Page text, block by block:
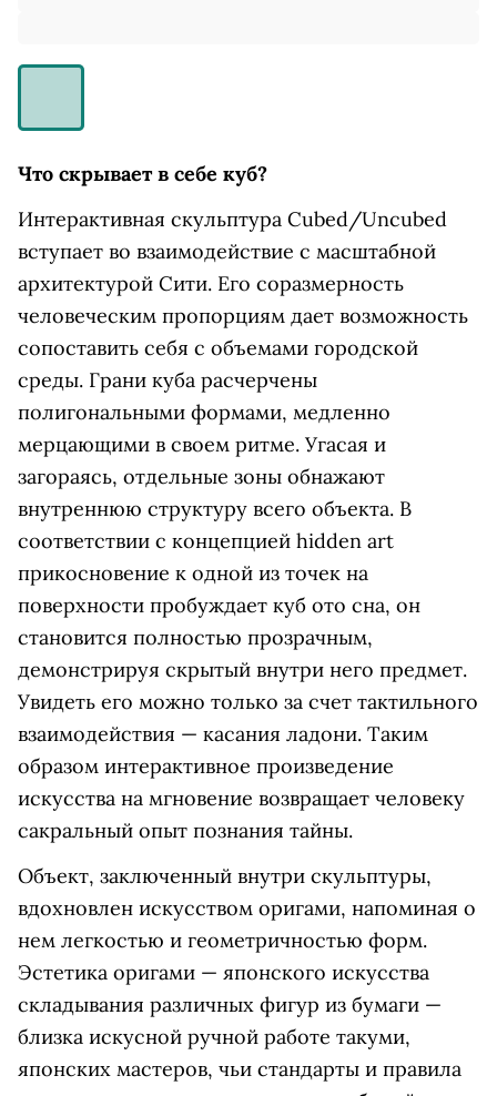
Что скрывает в себе куб?
Интерактивная скульптура Cubed/Uncubed
вступает во взаимодействие с масштабной
архитектурой Сити. Его соразмерность
человеческим пропорциям дает возможность
сопоставить себя с объемами городской
среды. Грани куба расчерчены
полигональными формами, медленно
мерцающими в своем ритме. Угасая и
загораясь, отдельные зоны обнажают
внутреннюю структуру всего объекта. В
соответствии с концепцией hidden art
прикосновение к одной из точек на
поверхности пробуждает куб ото сна, он
становится полностью прозрачным,
демонстрируя скрытый внутри него предмет.
Увидеть его можно только за счет тактильного
взаимодействия — касания ладони. Таким
образом интерактивное произведение
искусства на мгновение возвращает человеку
сакральный опыт познания тайны.
Объект, заключенный внутри скульптуры,
вдохновлен искусством оригами, напоминая о
нем легкостью и геометричностью форм.
Эстетика оригами — японского искусства
складывания различных фигур из бумаги —
близка искусной ручной работе такуми,
японских мастеров, чьи стандарты и правила